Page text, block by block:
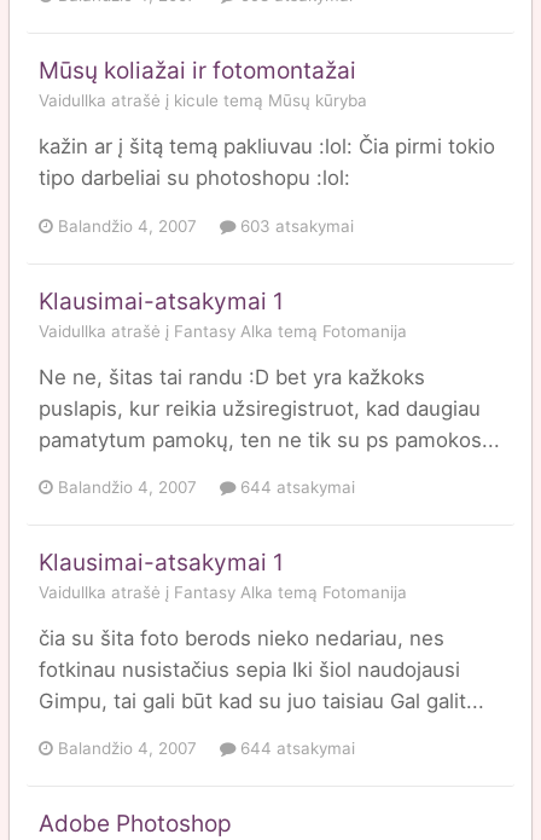
Mūsų koliažai ir fotomontažai
Vaidullka atrašė į kicule temą Mūsų kūryba
kažin ar į šitą temą pakliuvau :lol: Čia pirmi tokio
tipo darbeliai su photoshopu :lol:
Balandžio 4, 2007 603 atsakymai
Klausimai-atsakymai 1
Vaidullka atrašė į Fantasy Alka temą Fotomanija
Ne ne, šitas tai randu :D bet yra kažkoks
puslapis, kur reikia užsiregistruot, kad daugiau
pamatytum pamokų, ten ne tik su ps pamokos...
Balandžio 4, 2007 644 atsakymai
Klausimai-atsakymai 1
Vaidullka atrašė į Fantasy Alka temą Fotomanija
čia su šita foto berods nieko nedariau, nes
fotkinau nusistačius sepia Iki šiol naudojausi
Gimpu, tai gali būt kad su juo taisiau Gal galit...
Balandžio 4, 2007 644 atsakymai
Adobe Photoshop